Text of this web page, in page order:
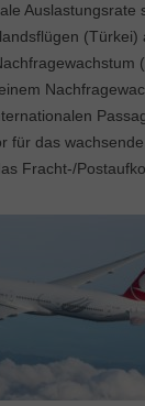
(Türkei)
für das
Fracht-/